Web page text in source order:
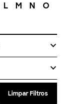
L M N O
Limpar Filtros